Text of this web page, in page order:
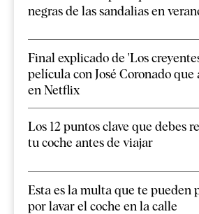
negras de las sandalias en
Final explicado de 'Los
película con José Coronado que
en Netflix
Los 12 puntos clave que debes
tu coche antes de viajar
Esta es la multa que te pueden
por lavar el coche en la calle